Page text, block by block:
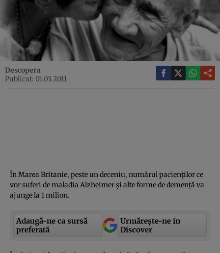
Descopera
Publicat: 01.03.2011
În Marea Britanie, peste un deceniu, numărul pacienţilor ce
vor suferi de maladia Alzheimer şi alte forme de demenţă va
ajunge la 1 milion.
Adaugă-ne ca sursă
preferată
Urmărește-ne in
Discover